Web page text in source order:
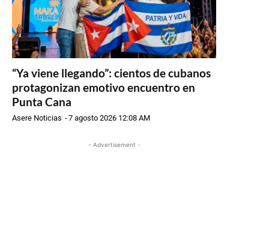
“Ya viene llegando”: cientos de cubanos
protagonizan emotivo encuentro en
Punta Cana
Asere Noticias -7 agosto 2026 12:08 AM
- Advertisement -